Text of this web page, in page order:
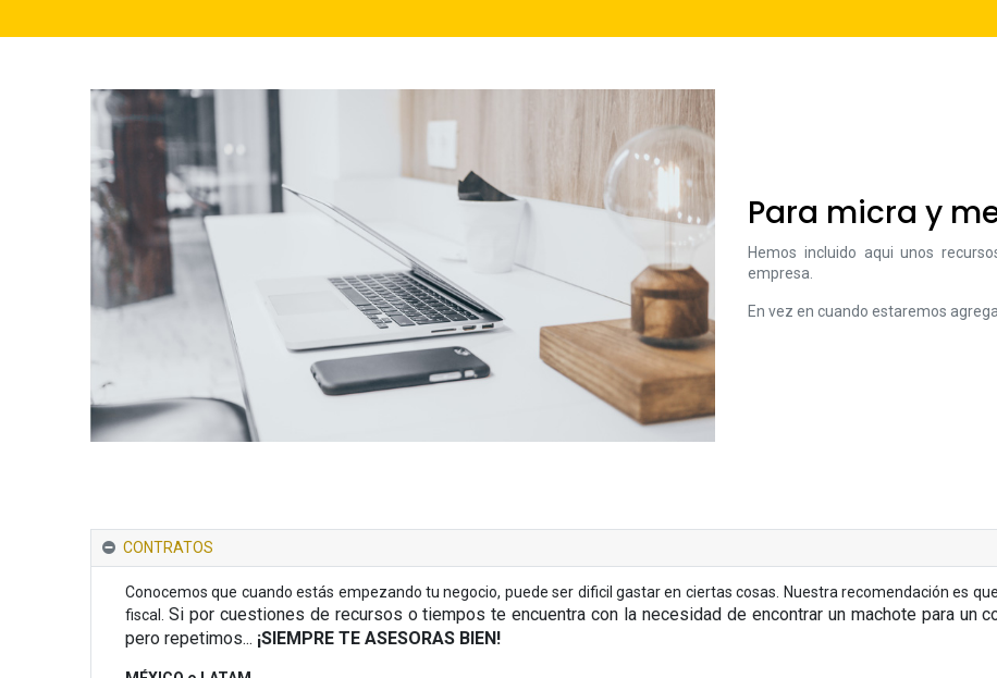
Para micra y
Hemos incluido aqui unos
empresa.
En vez en cuando estaremos
CONTRATOS
Conocemos que cuando estás empezando tu negocio, puede ser dificil gastar en ciertas cosas. Nuestra recomendación es
fiscal. Si por cuestiones de recursos o tiempos te encuentra con la necesidad de encontrar un machote para un
pero repetimos... ¡SIEMPRE TE ASESORAS BIEN!